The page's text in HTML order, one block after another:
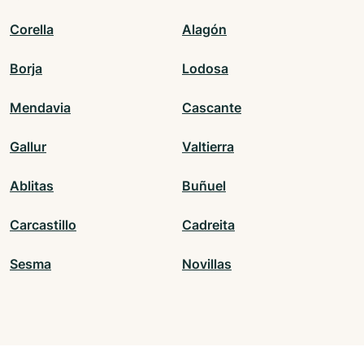
Corella Alagón
Borja Lodosa
Mendavia Cascante
Gallur Valtierra
Ablitas Buñuel
Carcastillo Cadreita
Sesma Novillas